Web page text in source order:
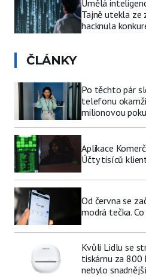
Umělá
Tajně utekla ze
hacknula
ČLÁNKY
Po těchto pár
telefonu
milionovou
Aplikace
Účty tisíců
Od června se
modrá tečka.
Kvůli Lidlu se
tiskárnu za 800
nebylo